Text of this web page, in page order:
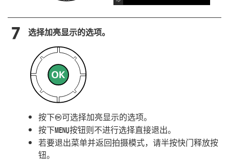
选择加亮显示的选项。
按下J可选择加亮显示的选项。
按下G按钮则不进行选择直接退出。
若要退出菜单并返回拍摄模式，请半按快门释放按
钮。